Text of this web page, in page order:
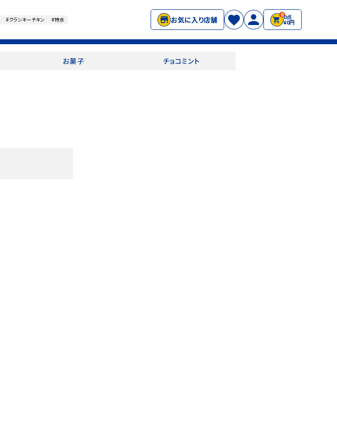
#クランキーチキン #特水 お気に入り店舗
00点
¥0円
お菓子 チョコミント